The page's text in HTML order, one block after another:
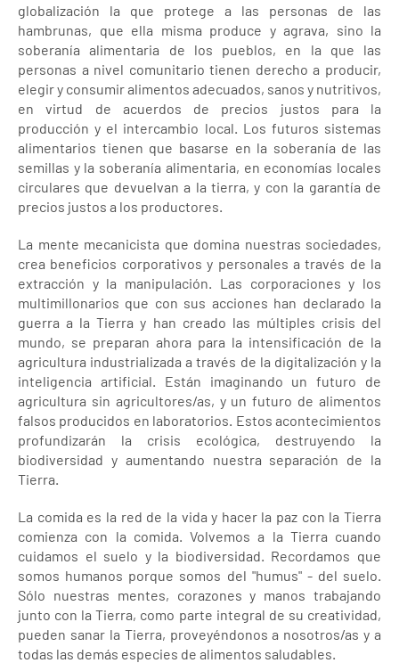
globalización la que protege a las personas de las
hambrunas, que ella misma produce y agrava, sino la
soberanía alimentaria de los pueblos, en la que las
personas a nivel comunitario tienen derecho a producir,
elegir y consumir alimentos adecuados, sanos y nutritivos,
en virtud de acuerdos de precios justos para la
producción y el intercambio local. Los futuros sistemas
alimentarios tienen que basarse en la soberanía de las
semillas y la soberanía alimentaria, en economías locales
circulares que devuelvan a la tierra, y con la garantía de
precios justos a los productores.
La mente mecanicista que domina nuestras sociedades,
crea beneficios corporativos y personales a través de la
extracción y la manipulación. Las corporaciones y los
multimillonarios que con sus acciones han declarado la
guerra a la Tierra y han creado las múltiples crisis del
mundo, se preparan ahora para la intensificación de la
agricultura industrializada a través de la digitalización y la
inteligencia artificial. Están imaginando un futuro de
agricultura sin agricultores/as, y un futuro de alimentos
falsos producidos en laboratorios. Estos acontecimientos
profundizarán la crisis ecológica, destruyendo la
biodiversidad y aumentando nuestra separación de la
Tierra.
La comida es la red de la vida y hacer la paz con la Tierra
comienza con la comida. Volvemos a la Tierra cuando
cuidamos el suelo y la biodiversidad. Recordamos que
somos humanos porque somos del "humus" - del suelo.
Sólo nuestras mentes, corazones y manos trabajando
junto con la Tierra, como parte integral de su creatividad,
pueden sanar la Tierra, proveyéndonos a nosotros/as y a
todas las demás especies de alimentos saludables.